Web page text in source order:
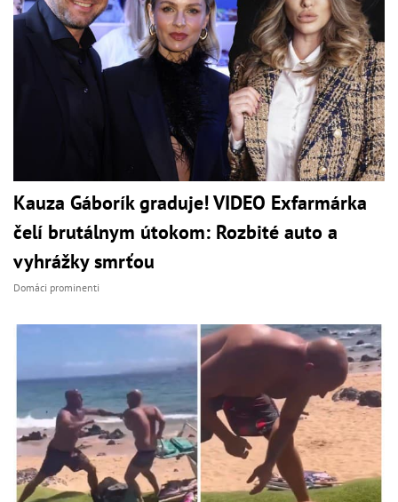
Kauza Gáborík graduje! VIDEO Exfarmárka
čelí brutálnym útokom: Rozbité auto a
vyhrážky smrťou
Domáci prominenti